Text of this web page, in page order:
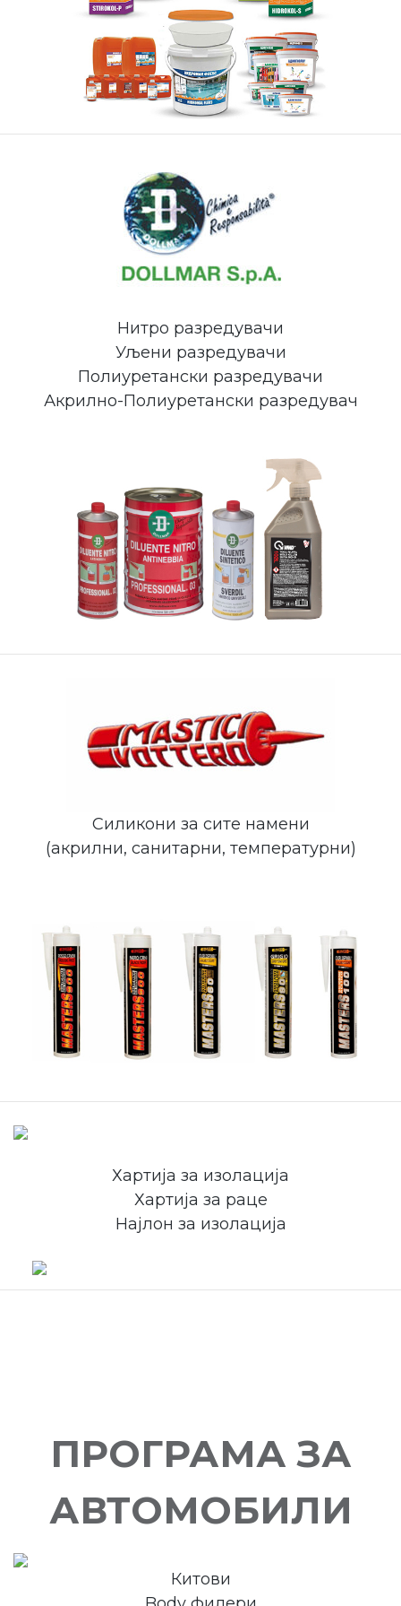
Нитро разредувачи
Уљени разредувачи
Полиуретански разредувачи
Акрилно-Полиуретански разредувач
Силикони за сите намени
(акрилни, санитарни, температурни)
Хартија за изолација
Хартија за раце
Најлон за изолација
ПРОГРАМА ЗА
АВТОМОБИЛИ
Китови